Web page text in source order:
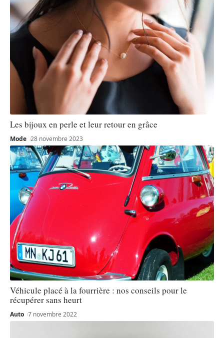
Les bijoux en perle et leur retour en grâce
Mode 28 novembre 2023
Véhicule placé à la fourrière : nos conseils pour le
récupérer sans heurt
Auto 7 novembre 2022